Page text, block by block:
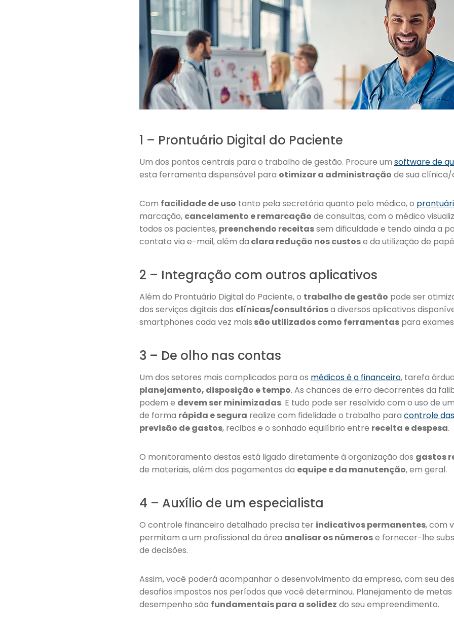
1 – Prontuário Digital do Paciente
Um dos pontos centrais para o trabalho de gestão. Procure um software de
esta ferramenta dispensável para otimizar a administração de sua
Com facilidade de uso tanto pela secretária quanto pelo médico, o
marcação, cancelamento e remarcação de consultas, com o médico
todos os pacientes, preenchendo receitassem dificuldade e tendo ainda a
contato via e-mail, além da clara redução nos custose da utilização de
2 – Integração com outros aplicativos
Além do Prontuário Digital do Paciente, o trabalho de gestão pode ser
dos serviços digitais das clínicas/consultóriosa diversos aplicativos
smartphones cada vez mais são utilizados como ferramentas para
3 – De olho nas contas
Um dos setores mais complicados para os médicos é o financeiro, tarefa
planejamento, disposição e tempo. As chances de erro decorrentes da
podem e devem ser minimizadas. E tudo pode ser resolvido com o uso de
de forma rápida e segura realize com fidelidade o trabalho para controle
previsão de gastos, recibos e o sonhado equilíbrio entre receita e despesa.
O monitoramento destas está ligado diretamente à organização dos gastos
de materiais, além dos pagamentos da equipe e da manutenção, em geral.
4 – Auxílio de um especialista
O controle financeiro detalhado precisa ter indicativos permanentes, com
permitam a um profissional da área analisar os númerose fornecer-lhe
de decisões.
Assim, você poderá acompanhar o desenvolvimento da empresa, com seu
desafios impostos nos períodos que você determinou. Planejamento de metas
desempenho são fundamentais para a solidez do seu empreendimento.